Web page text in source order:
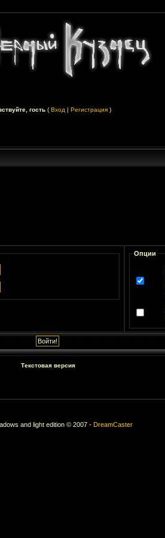
гость (Вход |Регистрация )
Опции
Текстовая версия
and light edition © 2007 - DreamCaster